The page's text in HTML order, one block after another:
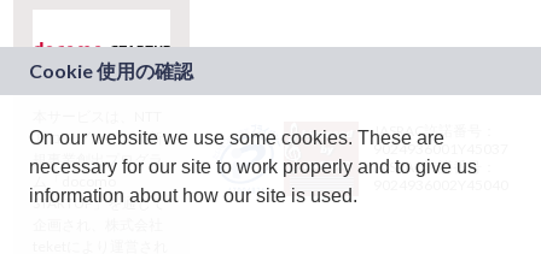
ドコモグループの新
規事業創出プログラ
ム「docomo
STARTUP」を通じて
JASRAC許諾番号：
9024936001Y45037
JASRAC許諾番号：
On our website we use some cookies. These are
necessary for our site to work properly and to give us
information about how our site is used.